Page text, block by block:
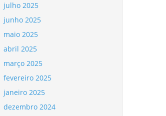
julho 2025
junho 2025
maio 2025
abril 2025
março 2025
fevereiro 2025
janeiro 2025
dezembro 2024